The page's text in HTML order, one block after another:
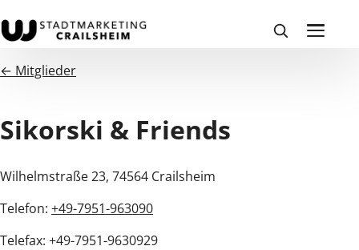
← Mitglieder
Sikorski & Friends
Wilhelmstraße 23, 74564 Crailsheim
Telefon: +49-7951-963090
Telefax: +49-7951-9630929